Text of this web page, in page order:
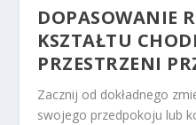
DOPASOWANIE
KSZTAŁTU
PRZESTRZENI
Zacznij od dokładnego
swojego przedpokoju lub